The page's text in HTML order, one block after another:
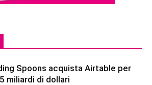
Spoons acquista Airtable per
miliardi di dollari